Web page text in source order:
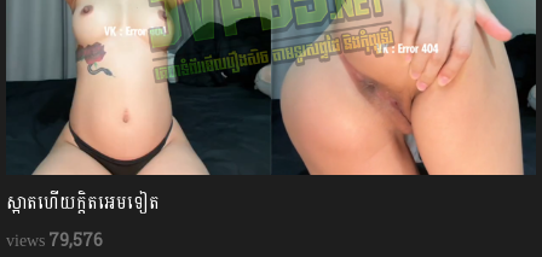
ស្អាតហើយក្ដិតអេមទៀត
79,576